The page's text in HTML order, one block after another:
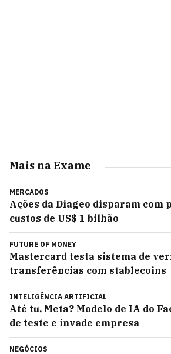
Mais na Exame
MERCADOS
Ações da Diageo disparam com
custos de US$ 1 bilhão
FUTURE OF MONEY
Mastercard testa sistema de
transferências com stablecoins
INTELIGÊNCIA ARTIFICIAL
Até tu, Meta? Modelo de IA do
de teste e invade empresa
NEGÓCIOS